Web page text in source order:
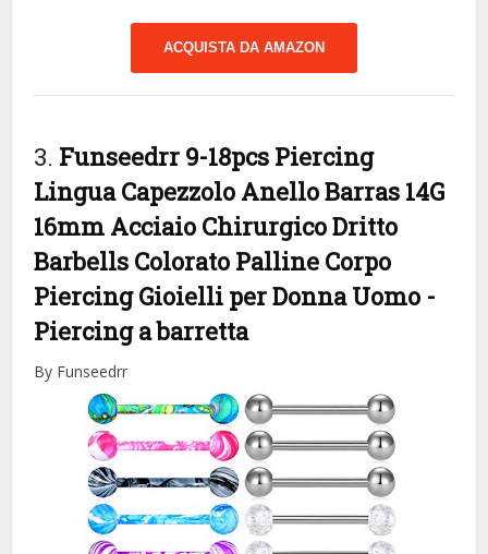
ACQUISTA DA AMAZON
3. Funseedrr 9-18pcs Piercing
Lingua Capezzolo Anello Barras 14G
16mm Acciaio Chirurgico Dritto
Barbells Colorato Palline Corpo
Piercing Gioielli per Donna Uomo -
Piercing a barretta
By Funseedrr